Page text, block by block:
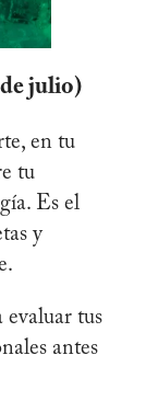
julio)
en tu
tu
Es el
y
evaluar tus
antes